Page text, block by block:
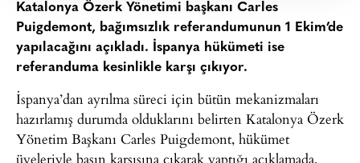
Katalonya Özerk Yönetimi başkanı Carles
Puigdemont, bağımsızlık referandumunun 1 Ekim’de
yapılacağını açıkladı. İspanya hükümeti ise
referanduma kesinlikle karşı çıkıyor.
İspanya’dan ayrılma süreci için bütün mekanizmaları
hazırlamış durumda olduklarını belirten Katalonya Özerk
Yönetim Başkanı Carles Puigdemont, hükümet
üyeleriyle basın karşısına çıkarak yaptığı açıklamada,